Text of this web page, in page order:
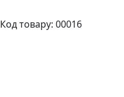
Код товару: 00016